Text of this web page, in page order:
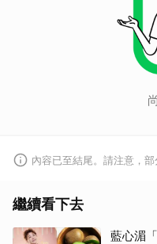
內容已至結尾。請注意，部
繼續看下去
藍心湄